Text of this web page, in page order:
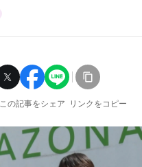
この記事をシェア リンクをコピー